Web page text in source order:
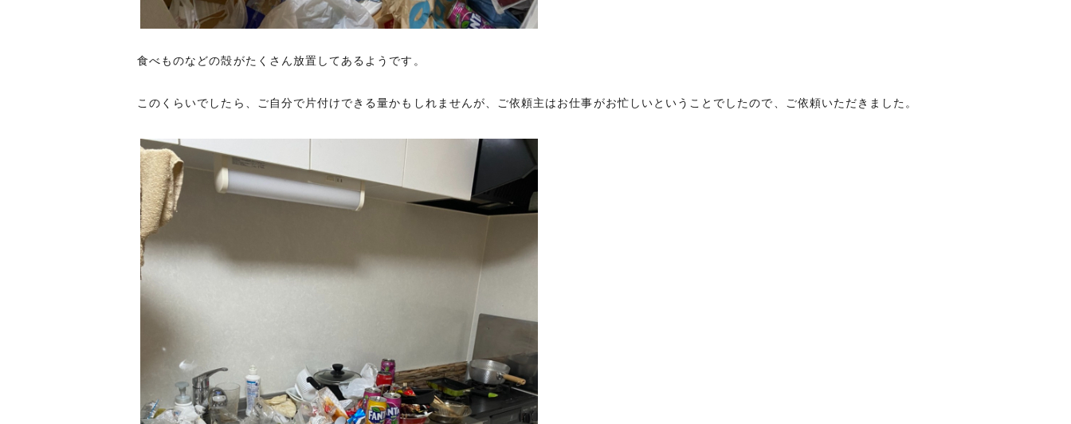
食べものなどの殻がたくさん放置してあるようです。
このくらいでしたら、ご自分で片付けできる量かもしれませんが、ご依頼主はお仕事がお忙しいということでしたので、ご依頼いただきました。